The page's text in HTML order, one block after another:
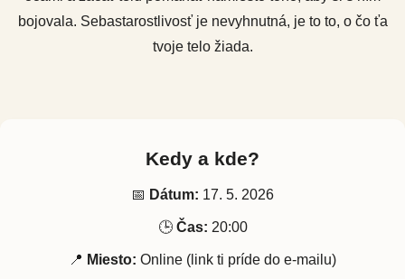
bojovala. Sebastarostlivosť je nevyhnutná, je to to, o čo ťa
tvoje telo žiada.
Kedy a kde?
📅 Dátum: 17. 5. 2026
🕒 Čas: 20:00
📍 Miesto: Online (link ti príde do e-mailu)